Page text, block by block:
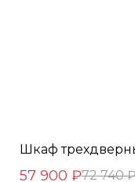
Шкаф
57 900 ₽72 740